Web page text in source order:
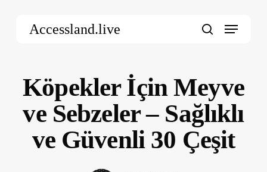
Accessland.live Menu
Köpekler İçin Meyve
ve Sebzeler – Sağlıklı
ve Güvenli 30 Çeşit